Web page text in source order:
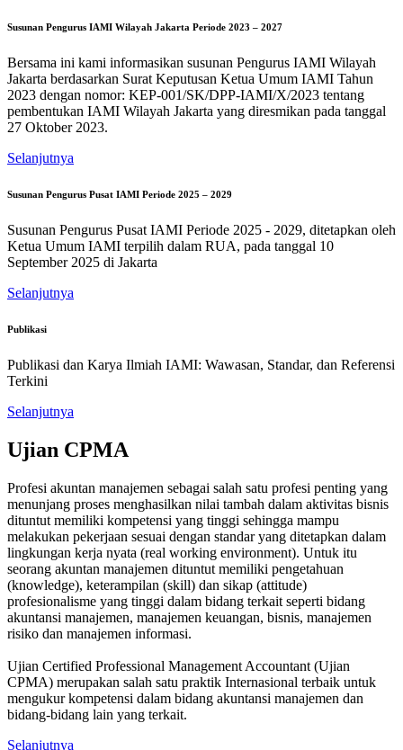
Susunan Pengurus IAMI Wilayah Jakarta Periode 2023 – 2027
Bersama ini kami informasikan susunan Pengurus IAMI Wilayah
Jakarta berdasarkan Surat Keputusan Ketua Umum IAMI Tahun
2023 dengan nomor: KEP-001/SK/DPP-IAMI/X/2023 tentang
pembentukan IAMI Wilayah Jakarta yang diresmikan pada tanggal
27 Oktober 2023.
Selanjutnya
Susunan Pengurus Pusat IAMI Periode 2025 – 2029
Susunan Pengurus Pusat IAMI Periode 2025 - 2029, ditetapkan oleh
Ketua Umum IAMI terpilih dalam RUA, pada tanggal 10
September 2025 di Jakarta
Selanjutnya
Publikasi
Publikasi dan Karya Ilmiah IAMI: Wawasan, Standar, dan Referensi
Terkini
Selanjutnya
Ujian CPMA
Profesi akuntan manajemen sebagai salah satu profesi penting yang
menunjang proses menghasilkan nilai tambah dalam aktivitas bisnis
dituntut memiliki kompetensi yang tinggi sehingga mampu
melakukan pekerjaan sesuai dengan standar yang ditetapkan dalam
lingkungan kerja nyata (real working environment). Untuk itu
seorang akuntan manajemen dituntut memiliki pengetahuan
(knowledge), keterampilan (skill) dan sikap (attitude)
profesionalisme yang tinggi dalam bidang terkait seperti bidang
akuntansi manajemen, manajemen keuangan, bisnis, manajemen
risiko dan manajemen informasi.
Ujian Certified Professional Management Accountant (Ujian
CPMA) merupakan salah satu praktik Internasional terbaik untuk
mengukur kompetensi dalam bidang akuntansi manajemen dan
bidang-bidang lain yang terkait.
Selanjutnya